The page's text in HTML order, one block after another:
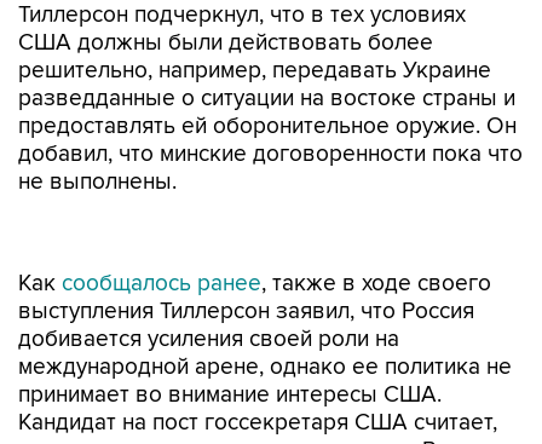
Тиллерсон подчеркнул, что в тех условиях
США должны были действовать более
решительно, например, передавать Украине
разведданные о ситуации на востоке страны и
предоставлять ей оборонительное оружие. Он
добавил, что минские договоренности пока что
не выполнены.
добивается усиления своей роли на
международной арене, однако ее политика не
принимает во внимание интересы США.
Кандидат на пост госсекретаря США считает,
что при отстаивании своих интересов Россия
не проявляет непредсказуемости.